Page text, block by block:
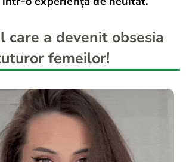
care a devenit obsesia
femeilor!